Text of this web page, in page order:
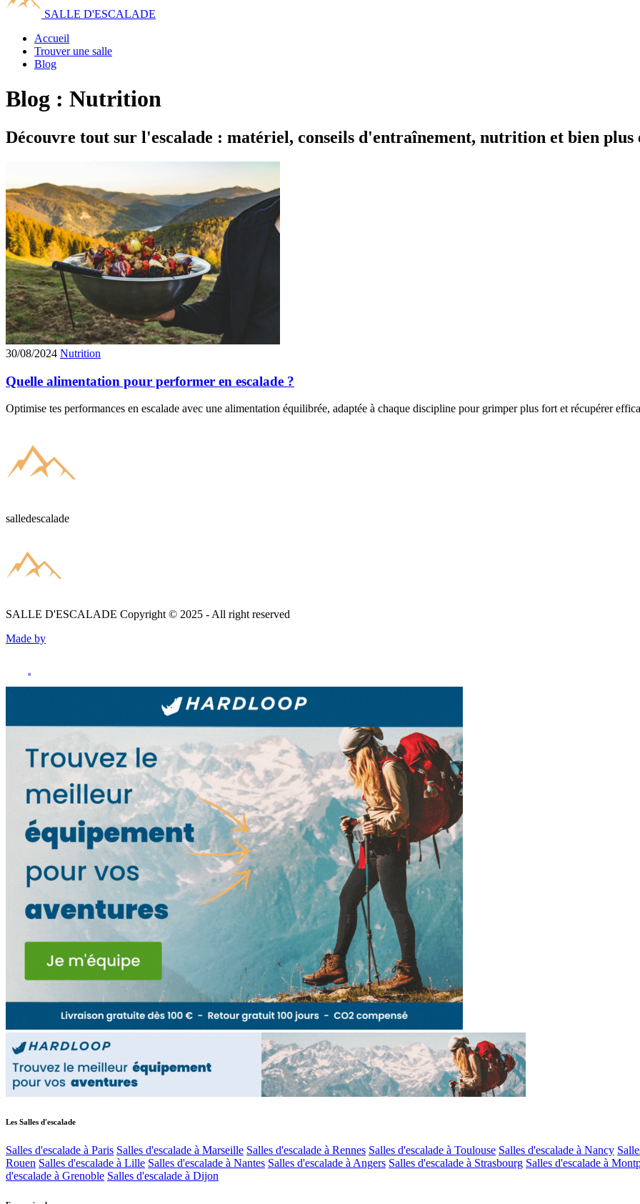
SALLE D'ESCALADE
Accueil
Trouver une salle
Blog
Blog : Nutrition
Découvre tout sur l'escalade : matériel, conseils d'entraînement, nutrition et bien plus
30/08/2024 Nutrition
Quelle alimentation pour performer en escalade ?
Optimise tes performances en escalade avec une alimentation équilibrée, adaptée à chaque discipline pour grimper plus fort et récupérer
salledescalade
SALLE D'ESCALADE Copyright © 2025 - All right reserved
Made by
Les Salles d'escalade
Salles d'escalade à Paris Salles d'escalade à Marseille Salles d'escalade à Rennes Salles d'escalade à Toulouse Salles d'escalade à Nancy
Rouen Salles d'escalade à Lille Salles d'escalade à Nantes Salles d'escalade à Angers Salles d'escalade à Strasbourg Salles d'escalade à
d'escalade à Grenoble Salles d'escalade à Dijon